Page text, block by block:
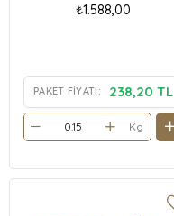
₺1.588,00
PAKET FIYATI: 238,20 TL
Kg